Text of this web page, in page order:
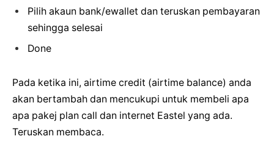
Pilih akaun bank/ewallet dan teruskan pembayaran
sehingga selesai
Done
Pada ketika ini, airtime credit (airtime balance) anda
akan bertambah dan mencukupi untuk membeli apa
apa pakej plan call dan internet Eastel yang ada.
Teruskan membaca.